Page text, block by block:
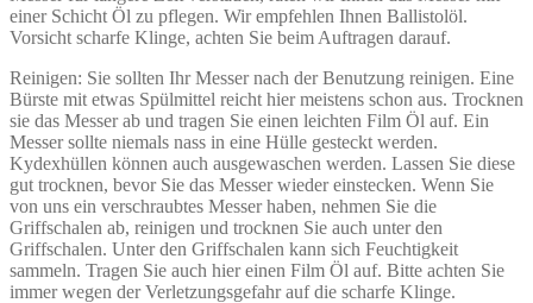
einer Schicht Öl zu pflegen. Wir empfehlen Ihnen Ballistolöl.
Vorsicht scharfe Klinge, achten Sie beim Auftragen darauf.
Reinigen: Sie sollten Ihr Messer nach der Benutzung reinigen. Eine
Bürste mit etwas Spülmittel reicht hier meistens schon aus. Trocknen
sie das Messer ab und tragen Sie einen leichten Film Öl auf. Ein
Messer sollte niemals nass in eine Hülle gesteckt werden.
Kydexhüllen können auch ausgewaschen werden. Lassen Sie diese
gut trocknen, bevor Sie das Messer wieder einstecken. Wenn Sie
von uns ein verschraubtes Messer haben, nehmen Sie die
Griffschalen ab, reinigen und trocknen Sie auch unter den
Griffschalen. Unter den Griffschalen kann sich Feuchtigkeit
sammeln. Tragen Sie auch hier einen Film Öl auf. Bitte achten Sie
immer wegen der Verletzungsgefahr auf die scharfe Klinge.